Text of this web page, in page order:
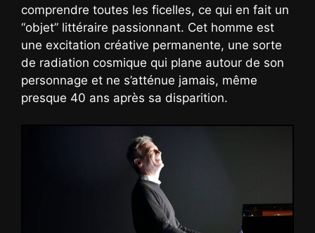
comprendre toutes les ficelles, ce qui en fait un
“objet” littéraire passionnant. Cet homme est
une excitation créative permanente, une sorte
de radiation cosmique qui plane autour de son
personnage et ne s’atténue jamais, même
presque 40 ans après sa disparition.